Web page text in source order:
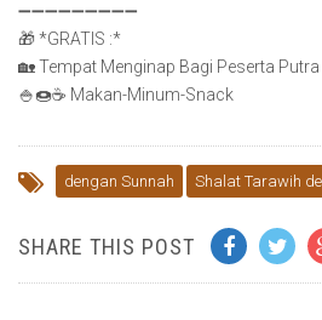
➖➖➖➖➖➖➖➖➖
🎁 *GRATIS :*
🏡 Tempat Menginap Bagi Peserta Putra
🍚🍩☕️ Makan-Minum-Snack
dengan Sunnah Shalat Tarawih
SHARE THIS POST